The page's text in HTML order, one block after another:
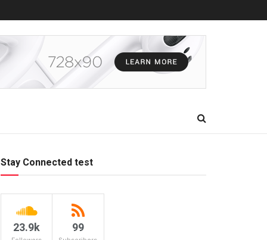
Stay Connected test
23.9k 99